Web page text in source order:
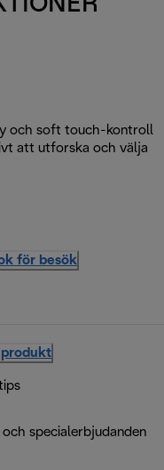
och soft touch-kontroll
att utforska och välja
för besök
produkt
specialerbjudanden